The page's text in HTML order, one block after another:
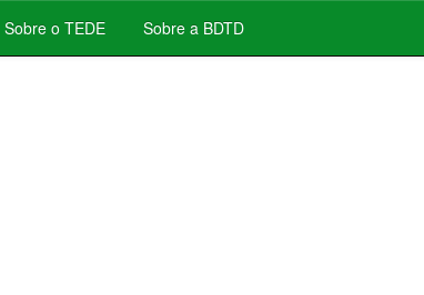
Sobre o TEDE Sobre a BDTD